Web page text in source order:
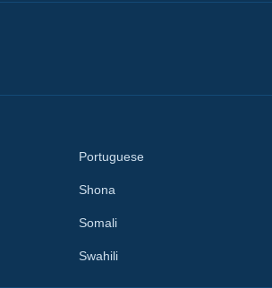
Portuguese
Shona
Somali
Swahili